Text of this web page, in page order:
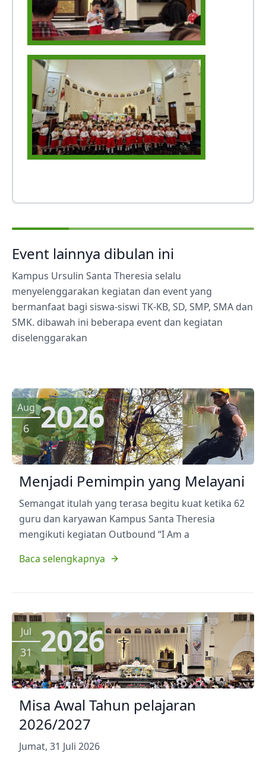
Event lainnya dibulan ini
Kampus Ursulin Santa Theresia selalu
menyelenggarakan kegiatan dan event yang
bermanfaat bagi siswa-siswi TK-KB, SD, SMP, SMA dan
SMK. dibawah ini beberapa event dan kegiatan
diselenggarakan
Aug
6 2026
Menjadi Pemimpin yang Melayani
Semangat itulah yang terasa begitu kuat ketika 62
guru dan karyawan Kampus Santa Theresia
mengikuti kegiatan Outbound “I Am a
Baca selengkapnya
Jul
31 2026
Misa Awal Tahun pelajaran
2026/2027
Jumat, 31 Juli 2026